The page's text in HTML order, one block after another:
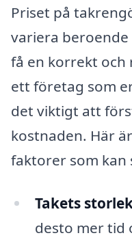
Priset på
variera
få en korrekt
ett företag som
det viktigt att
kostnaden. Här
faktorer som kan
Takets
desto mer tid